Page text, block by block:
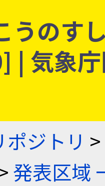
うのす
| 気象
ジトリ >
発表区域